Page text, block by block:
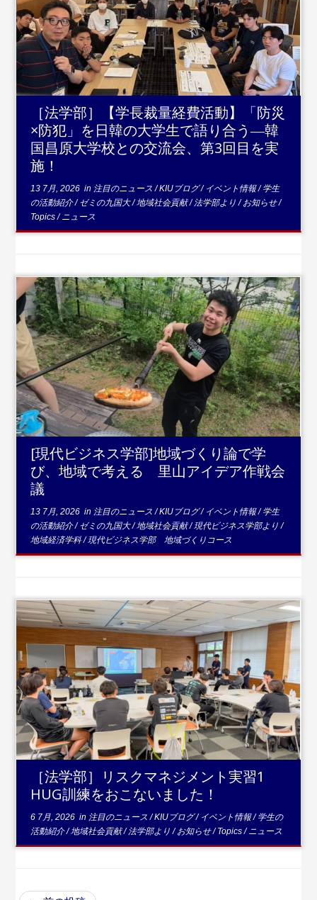
...続きを読む
［法学部］【学長裁量経費活動】「防災
×防犯」を日韓の大学生で語り合う―韓
国昌原大学校との交流会、第3回目を実
施！
13 7月, 2026 in 注目のニュース/KIUブログ/ イベント情報/学生
の活動紹介/ゼミの九国大/地域社会貢献/法学部より/お知らせ/
Topics/ニュース
...続きを読む
[現代ビジネス学部]地域づくり論で学
び、地域で考える 里山アイデア作戦会
議
13 7月, 2026 in 注目のニュース/KIUブログ/ イベント情報/学生
の活動紹介/ゼミの九国大/地域社会貢献/現代ビジネス学部より/
地域経済学科/現代ビジネス学部 地域づくりコース
...続きを読む
［法学部］リスクマネジメント実習1
HUG訓練をおこないました！
6 7月, 2026 in 注目のニュース/KIUブログ/ イベント情報/学生の
活動紹介/地域社会貢献/法学部より/お知らせ/Topics/ニュース